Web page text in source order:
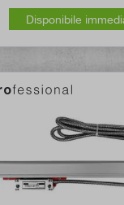
Disponibile